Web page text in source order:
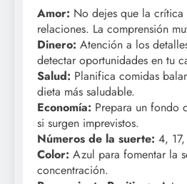
Amor: No dejes que la crítica
relaciones. La comprensión
Dinero: Atención a los
detectar oportunidades en tu
Salud: Planifica comidas
dieta más saludable.
Economía: Prepara un fondo
si surgen imprevistos.
Números de la suerte: 4,
Color: Azul para fomentar la
concentración.